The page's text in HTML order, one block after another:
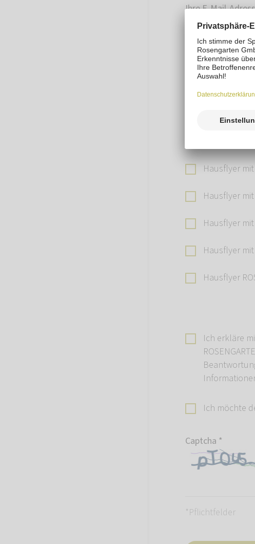
Ihre E-Mail-
Wählen Sie
Hausflyer mit
Hausflyer
Hausflyer
Hausflyer
Hausflyer
Hausflyer
Hausflyer
Ich erkläre
Ich möchte
Captcha *
*Pflichtfelder